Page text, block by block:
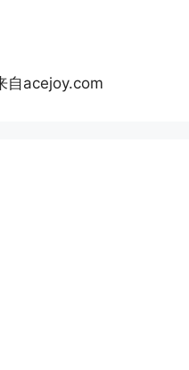
自acejoy.com